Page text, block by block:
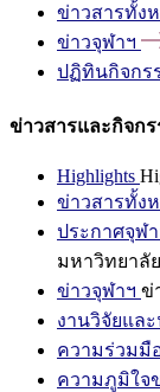
ข่าวสารทั้ง
ข่าวจุฬาฯ
ปฏิทินกิจกร
ข่าวสารและกิจกร
Highlights
ข่าวสารทั้ง
ประกาศจุฬ
มหาวิทยาลัย
ข่าวจุฬาฯ ข่
งานวิจัยแล
ความร่วมมื
ความภูมิใจ